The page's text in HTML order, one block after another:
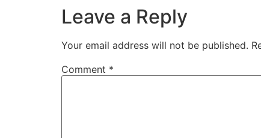
Leave a Reply
Your email address will not be published.
Comment *